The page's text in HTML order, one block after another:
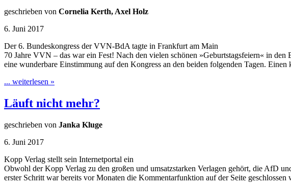
geschrieben von Cornelia Kerth, Axel Holz
6. Juni 2017
Der 6. Bundeskongress der VVN-BdA tagte in Frankfurt am Main
70 Jahre VVN – das war ein Fest! Nach den vielen schönen »Geburtstagsfeiern« in
eine wunderbare Einstimmung auf den Kongress an den beiden folgenden Tagen.
... weiterlesen »
Läuft nicht mehr?
geschrieben von Janka Kluge
6. Juni 2017
Kopp Verlag stellt sein Internetportal ein
Obwohl der Kopp Verlag zu den großen und umsatzstarken Verlagen gehört, die AfD
erster Schritt war bereits vor Monaten die Kommentarfunktion auf der Seite